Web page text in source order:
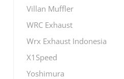
Villan Muffler
WRC Exhaust
Wrx Exhaust Indonesia
X1Speed
Yoshimura